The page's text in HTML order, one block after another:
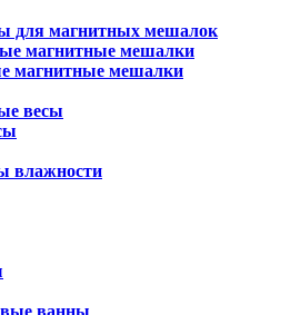
для магнитных мешалок
магнитные мешалки
магнитные мешалки
весы
влажности
ванны